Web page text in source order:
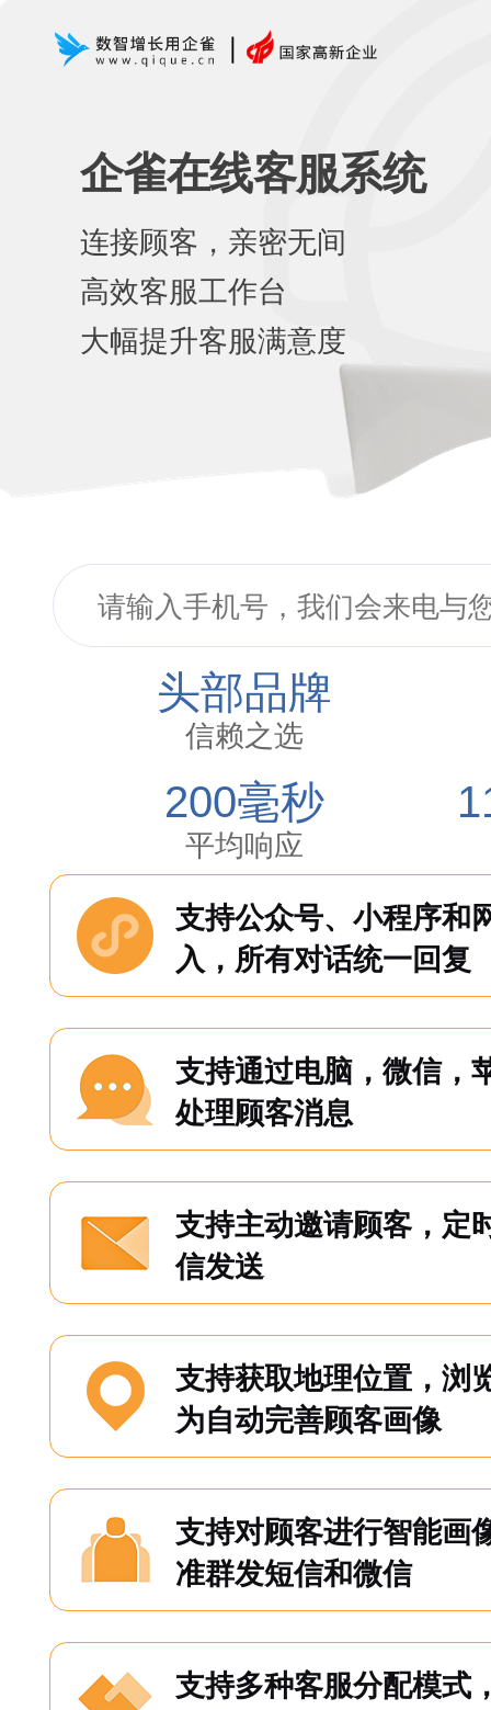
企雀在线客服系统
连接顾客，亲密无间
高效客服工作台
大幅提升客服满意度
头部品牌
信赖之选
200毫秒
平均响应
支持公众号、小程序和
入，所有对话统一回复
支持通过电脑，微信，
处理顾客消息
支持主动邀请顾客，定
信发送
支持获取地理位置，浏
为自动完善顾客画像
支持对顾客进行智能画
准群发短信和微信
支持多种客服分配模式